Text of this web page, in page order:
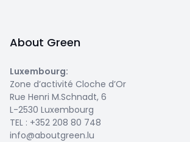
About Green
Luxembourg:
Zone d’activité Cloche d’Or
Rue Henri M.Schnadt, 6
L-2530 Luxembourg
TEL : +352 208 80 748
info@aboutgreen.lu